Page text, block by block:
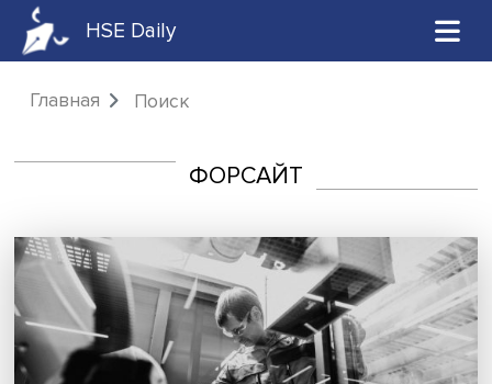
HSE Daily
Главная